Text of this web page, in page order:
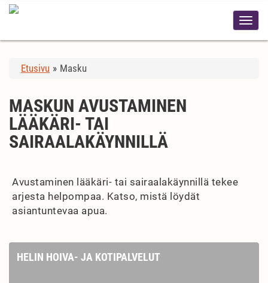
Etusivu » Masku
MASKUN AVUSTAMINEN
LÄÄKÄRI- TAI
SAIRAALAKÄYNNILLÄ
Avustaminen lääkäri- tai sairaalakäynnillä tekee
arjesta helpompaa. Katso, mistä löydät
asiantuntevaa apua.
HELIN HOIVA- JA KOTIPALVELUT